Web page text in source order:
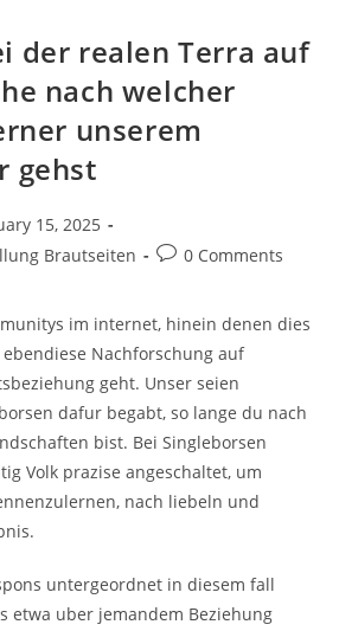
der realen Terra auf
nach welcher
unserem
gehst
15, 2025
Brautseiten
Post0 Comments
im internet, hinein denen dies
Nachforschung auf
geht. Unser seien
dafur begabt, so lange du nach
bist. Bei Singleborsen
Volk prazise angeschaltet, um
nach liebeln und
untergeordnet in diesem fall
etwa uber jemandem Beziehung